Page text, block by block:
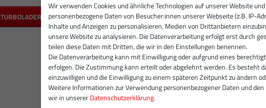
TURBOLADER NEU PARTIKELFILTER PARTIKELFILTER NEU INJEKTOREN
Wir verwenden Cookies und ähnliche Technologien auf unserer Website
personenbezogene Daten von Besucher:innen unserer Webseite (z.B. IP-
Inhalte und Anzeigen zu personalisieren, Medien von Drittanbietern
unsere Website zu analysieren. Die Datenverarbeitung erfolgt erst durch
teilen diese Daten mit Dritten, die wir in den Einstellungen benennen.
Die Datenverarbeitung kann mit Einwilligung oder aufgrund eines
erfolgen. Die Zustimmung kann erteilt oder abgelehnt werden. Es besteht
einzuwilligen und die Einwilligung zu einem späteren Zeitpunkt zu ändern
Weitere Informationen zur Verwendung personenbezogener Daten und
wir in unsererDaten­schutz­erklärung.